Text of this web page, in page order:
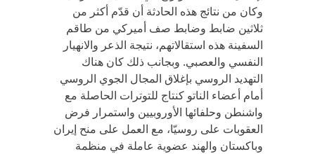
وكان من نتائج هذه الحادثة أن قدّم أكثر من
ثلاثين ضابط وضابط صف أميركي من طاقم
السفينة هذه استقالاتهم، نتيجة الذعر والانهيار
النفسي والعصبي. وبجانب ذلك كان هناك
التهديد الروسي بإغلاق المجال الجوي الروسي
أمام أعضاء الناتو كنتاج للتوترات الحاصلة مع
واشنطن وحلفائها الأوروبيين واستمرار فرض
العقوبات على روسيّا، مع العمل على منح إيران
وباكستان والهند عضوية عاملة في منظمة